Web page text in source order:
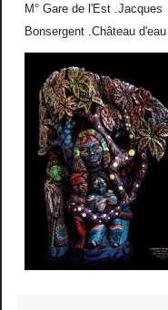
M° Gare de l'Est .Jacques
Bonsergent .Château d'eau